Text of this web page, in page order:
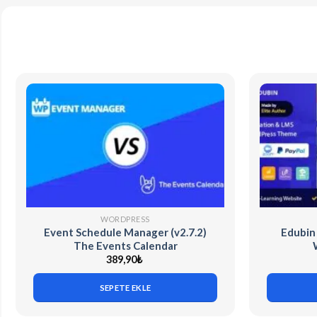
WORDPRESS
Event Schedule Manager (v2.7.2)
The Events Calendar
389,90₺
SEPETE EKLE